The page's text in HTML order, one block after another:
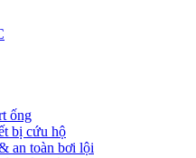
ống
bị cứu hộ
an toàn bơi lội